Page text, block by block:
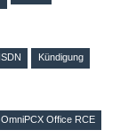
ISDN Kündigung
OmniPCX Office RCE